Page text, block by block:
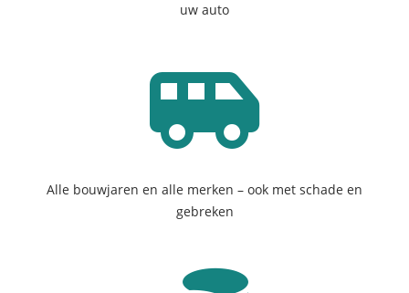
uw auto
Alle bouwjaren en alle merken – ook met schade en
gebreken